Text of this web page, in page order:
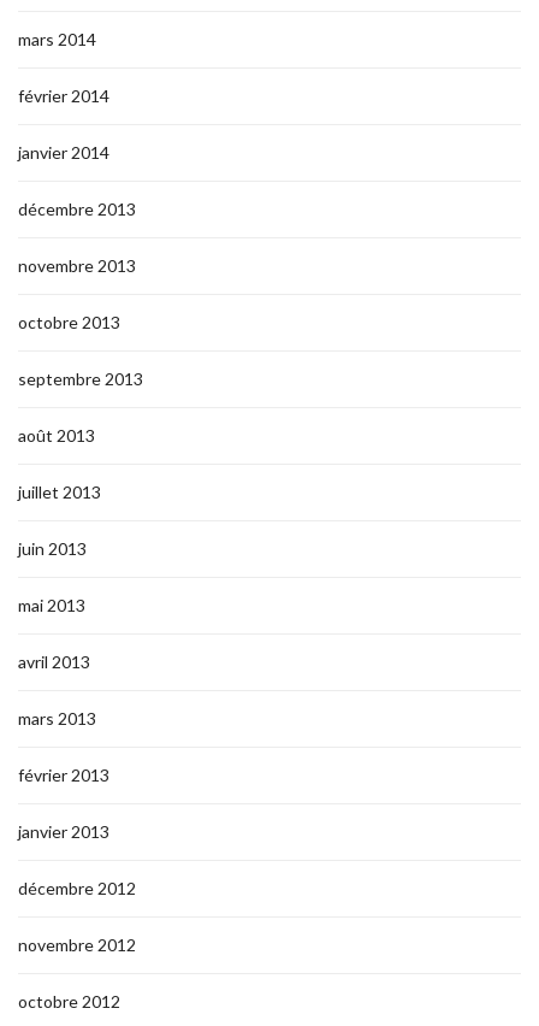
mars 2014
février 2014
janvier 2014
décembre 2013
novembre 2013
octobre 2013
septembre 2013
août 2013
juillet 2013
juin 2013
mai 2013
avril 2013
mars 2013
février 2013
janvier 2013
décembre 2012
novembre 2012
octobre 2012